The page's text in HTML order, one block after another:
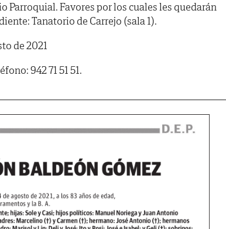
Parroquial. Favores por los cuales les quedarán
Tanatorio de Carrejo (sala 1).
de 2021
942 71 51 51.